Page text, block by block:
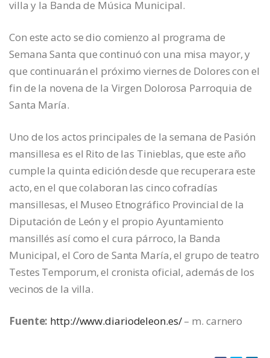
villa y la Banda de Música Municipal.
Con este acto se dio comienzo al programa de
Semana Santa que continuó con una misa mayor, y
que continuarán el próximo viernes de Dolores con el
fin de la novena de la Virgen Dolorosa Parroquia de
Santa María.
Uno de los actos principales de la semana de Pasión
mansillesa es el Rito de las Tinieblas, que este año
cumple la quinta edición desde que recuperara este
acto, en el que colaboran las cinco cofradías
mansillesas, el Museo Etnográfico Provincial de la
Diputación de León y el propio Ayuntamiento
mansillés así como el cura párroco, la Banda
Municipal, el Coro de Santa María, el grupo de teatro
Testes Temporum, el cronista oficial, además de los
vecinos de la villa.
Fuente: http://www.diariodeleon.es/– m. carnero